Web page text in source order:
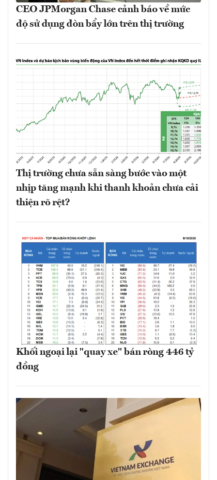
CEO JPMorgan Chase cảnh báo về mức
độ sử dụng đòn bẩy lớn trên thị trường
Thị trường chưa sẵn sàng bước vào một
nhịp tăng mạnh khi thanh khoản chưa cải
thiện rõ rệt?
Khối ngoại lại "quay xe" bán ròng 446 tỷ
đồng